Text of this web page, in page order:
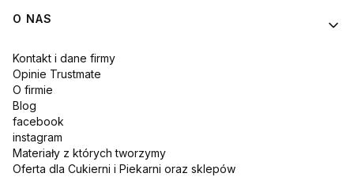
O NAS
Kontakt i dane firmy
Opinie Trustmate
O firmie
Blog
facebook
instagram
Materiały z których tworzymy
Oferta dla Cukierni i Piekarni oraz sklepów